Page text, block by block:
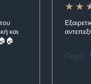
και
Πηγή: